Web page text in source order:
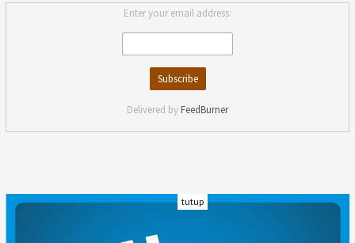
Enter your email address:
Delivered by FeedBurner
tutup